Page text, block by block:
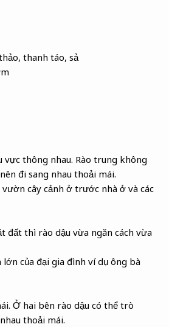
thanh táo, sả
thông nhau. Rào trung không
đi sang nhau thoải mái.
cây cảnh ở trước nhà ở và các
đất thì rào dậu vừa ngăn cách vừa
của đại gia đình ví dụ ông bà
Ở hai bên rào dậu có thể trò
thoải mái.